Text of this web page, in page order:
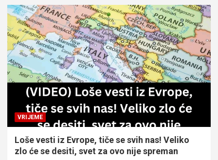
VRIJEME
Loše vesti iz Evrope, tiče se svih nas! Veliko
zlo će se desiti, svet za ovo nije spreman